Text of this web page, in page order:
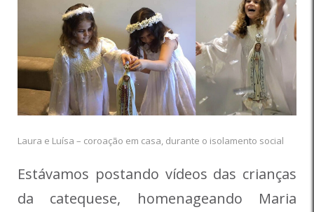
Laura e Luísa – coroação em casa, durante o isolamento social
Estávamos postando vídeos das crianças
da catequese, homenageando Maria